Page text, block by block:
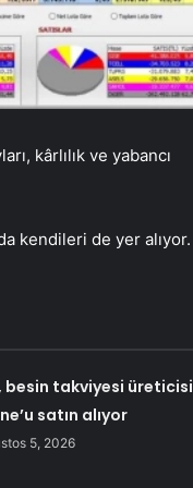
kârlılık ve yabancı
kendileri de yer alıyor.
besin takviyesi üreticisi
satın alıyor
5, 2026